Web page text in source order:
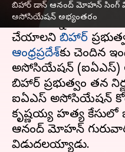
బిహార్ డాన్ ఆనంద్ మోహన్ సింగ్
అసోసియేషన్ అభ్యంతరం
గోపాల్‌గంజ్ జిల్లా
దోషిగా ఉన్న ఆనంద్
చేయాలని బిహార్
ఆంధ్రప్రదేశ్‌కు చెందిన
అసోసియేషన్ (ఐఏఎస్)
బిహార్ ప్రభుత్వం తన
ఐఏఎస్ అసోసియేషన్
కృష్ణయ్య హత్య కేసులో
ఆనంద్ మోహన్
విడుదలయ్యాడు.